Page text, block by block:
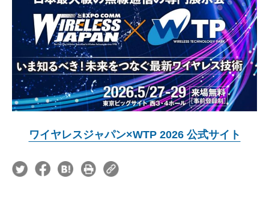
ワイヤレスジャパン×WTP 2026 公式サイト